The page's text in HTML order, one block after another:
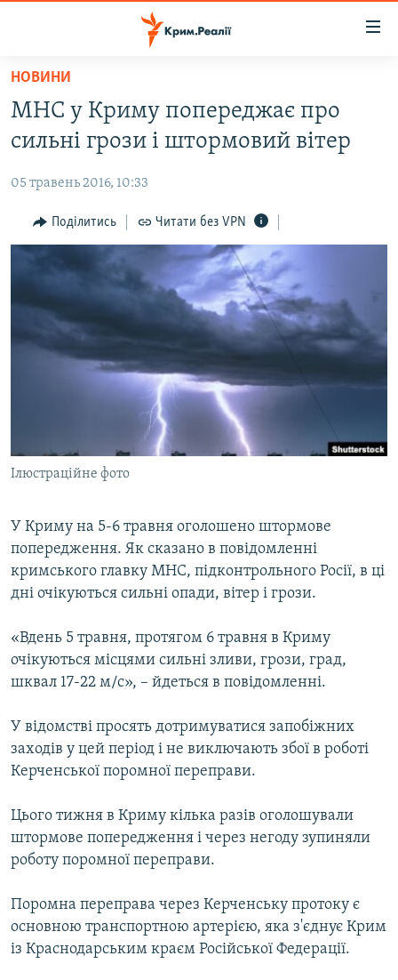
Перейти
основного
матеріалу
до
навігації
Перейти
пошуку
ВОДА.КРИМ
ВІДЕО ТА ФОТО
ПОЛІТИКА
БЛОГИ
ПОГЛЯД
ВСЕ ЗА ДЕНЬ
СПЕЦПРОЕКТИ
ВІДЕОУРОКИ «ELIFBE»
СВІДЧЕННЯ ОКУПАЦІЇ
УКРАЇНСЬКА ПРОБЛЕМА КРИМУ
ЯК ОБІЙТИ БЛОКУВАННЯ
Qırımtatar
Усі сайти RFE/RL
НОВИНИ
МНС у Криму попереджає про
сильні грози і штормовий вітер
05 травень 2016, 10:33
Поділитись Читати без VPN
Ілюстраційне фото
У Криму на 5-6 травня оголошено штормове
попередження. Як сказано в повідомленні
кримського главку МНС, підконтрольного Росії, в ці
дні очікуються сильні опади, вітер і грози.
«Вдень 5 травня, протягом 6 травня в Криму
очікуються місцями сильні зливи, грози, град,
шквал 17-22 м/с», – йдеться в повідомленні.
У відомстві просять дотримуватися запобіжних
заходів у цей період і не виключають збої в роботі
Керченської поромної переправи.
Цього тижня в Криму кілька разів оголошували
штормове попередження і через негоду зупиняли
роботу поромної переправи.
Поромна переправа через Керченську протоку є
основною транспортною артерією, яка з'єднує Крим
із Краснодарським краєм Російської Федерації.